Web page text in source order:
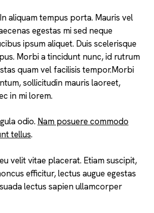
aliquam tempus porta. Mauris vel
egestas mi sed neque
ipsum aliquet. Duis scelerisque
Morbi a tincidunt nunc, id rutrum
quam vel facilisis tempor.Morbi
sollicitudin mauris laoreet,
in mi lorem.
odio. Nam posuere commodo
tellus.
velit vitae placerat. Etiam suscipit,
efficitur, lectus augue egestas
lectus sapien ullamcorper